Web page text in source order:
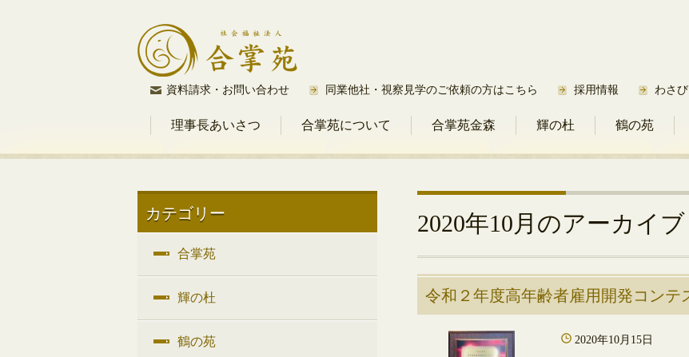
コ
キ
資料請求・お問い合わせ 同業他社・視察見学のご依頼の方はこちら 採用情報 わさ
理事長あいさつ 合掌苑について 合掌苑金森 輝の杜 鶴の苑
2020年10月 のアーカイブ
令和２年度高年齢者雇用開発コン
2020年10月15日
カテゴリー
合掌苑
輝の杜
鶴の苑